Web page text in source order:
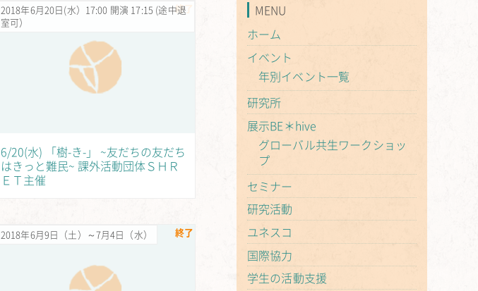
終了
2018年6月20日(水）17:00 開演 17:15 (途中退
室可）
6/20(水) 「樹-き-」 ~友だちの友だち
はきっと難民~ 課外活動団体ＳＨＲ
ＥＴ主催
終了
2018年6月9日（土）～7月4日（水）
MENU
ホーム
イベント
年別イベント一覧
研究所
展示BE＊hive
グローバル共生ワークショッ
プ
セミナー
研究活動
ユネスコ
国際協力
学生の活動支援